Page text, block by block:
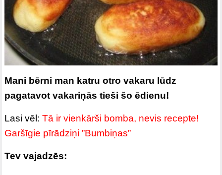
Mani bērni man katru otro vakaru lūdz
pagatavot vakariņās tieši šo ēdienu!
Lasi vēl:Tā ir vienkārši bomba, nevis recepte!
Garšīgie pīrādziņi ”Bumbiņas”
Tev vajadzēs: